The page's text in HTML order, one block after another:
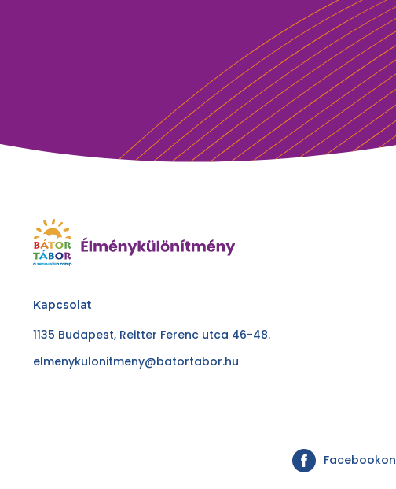
Kapcsolat
1135 Budapest, Reitter Ferenc utca 46-48.
elmenykulonitmeny@batortabor.hu
Facebookon